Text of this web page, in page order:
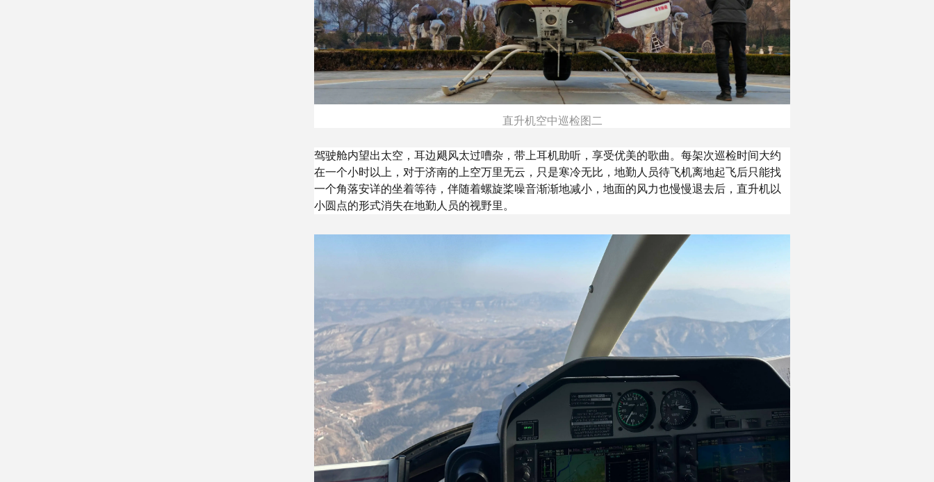
直升机空中巡检图二
驾驶舱内望出太空，耳边飓风太过嘈杂，带上耳机助听，享受优美的歌曲。每架次巡检时间大约
在一个小时以上，对于济南的上空万里无云，只是寒冷无比，地勤人员待飞机离地起飞后只能找
一个角落安详的坐着等待，伴随着螺旋桨噪音渐渐地减小，地面的风力也慢慢退去后，直升机以
小圆点的形式消失在地勤人员的视野里。